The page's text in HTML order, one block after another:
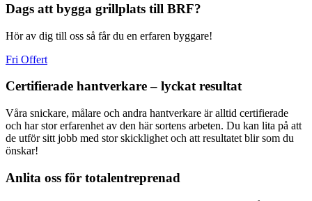
Dags att bygga grillplats till BRF?
Hör av dig till oss så får du en erfaren byggare!
Fri Offert
Certifierade hantverkare – lyckat resultat
Våra snickare, målare och andra hantverkare är alltid certifierade
och har stor erfarenhet av den här sortens arbeten. Du kan lita på att
de utför sitt jobb med stor skicklighet och att resultatet blir som du
önskar!
Anlita oss för totalentreprenad